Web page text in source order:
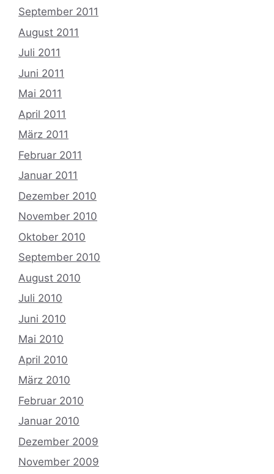
September 2011
August 2011
Juli 2011
Juni 2011
Mai 2011
April 2011
März 2011
Februar 2011
Januar 2011
Dezember 2010
November 2010
Oktober 2010
September 2010
August 2010
Juli 2010
Juni 2010
Mai 2010
April 2010
März 2010
Februar 2010
Januar 2010
Dezember 2009
November 2009